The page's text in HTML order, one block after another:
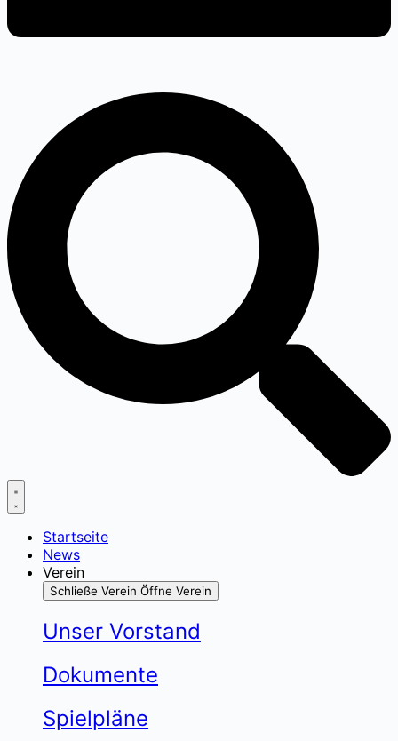
Startseite
News
Verein
Schließe Verein Öffne Verein
Unser Vorstand
Dokumente
Spielpläne